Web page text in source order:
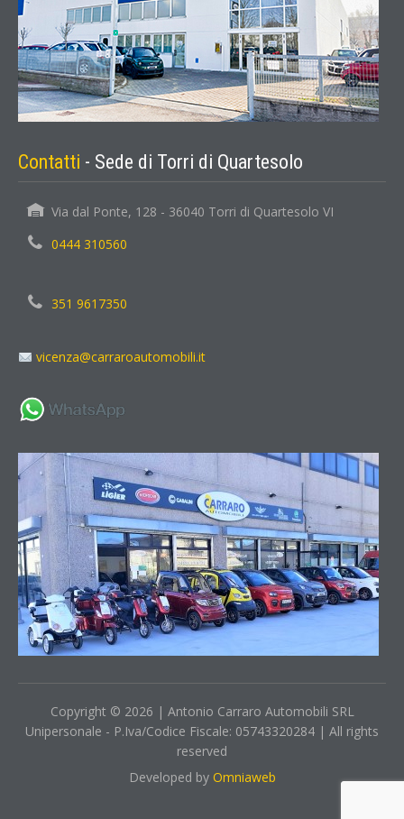
Contatti - Sede di Torri di Quartesolo
Via dal Ponte, 128 - 36040 Torri di Quartesolo VI
0444 310560
351 9617350
vicenza@carraroautomobili.it
Copyright © 2026 | Antonio Carraro Automobili SRL
Unipersonale - P.Iva/Codice Fiscale: 05743320284 | All rights
reserved
Developed by Omniaweb